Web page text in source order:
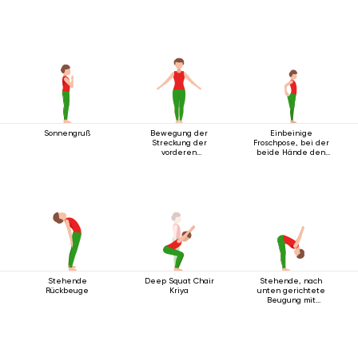
Sonnengruß
Bewegung der
Streckung der
vorderen
Einbeinige
Froschpose, bei der
beide Hände den
Stehende
Rückbeuge
Deep Squat Chair
Kriya
Stehende, nach
unten gerichtete
Beugung mit